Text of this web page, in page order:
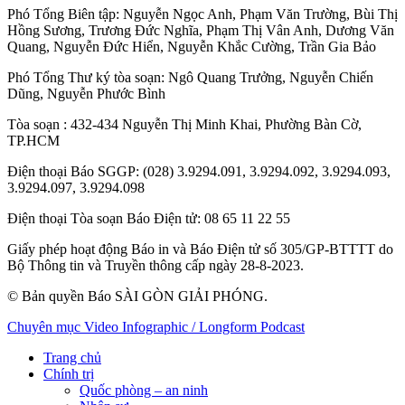
Phó Tổng Biên tập: Nguyễn Ngọc Anh, Phạm Văn Trường, Bùi Thị
Hồng Sương, Trương Đức Nghĩa, Phạm Thị Vân Anh, Dương Văn
Quang, Nguyễn Đức Hiển, Nguyễn Khắc Cường, Trần Gia Bảo
Phó Tổng Thư ký tòa soạn: Ngô Quang Trưởng, Nguyễn Chiến
Dũng, Nguyễn Phước Bình
Tòa soạn : 432-434 Nguyễn Thị Minh Khai, Phường Bàn Cờ,
TP.HCM
Điện thoại Báo SGGP: (028) 3.9294.091, 3.9294.092, 3.9294.093,
3.9294.097, 3.9294.098
Điện thoại Tòa soạn Báo Điện tử: 08 65 11 22 55
Giấy phép hoạt động Báo in và Báo Điện tử số 305/GP-BTTTT do
Bộ Thông tin và Truyền thông cấp ngày 28-8-2023.
© Bản quyền Báo SÀI GÒN GIẢI PHÓNG.
Chuyên mục Video Infographic / Longform Podcast
Trang chủ
Chính trị
Quốc phòng – an ninh